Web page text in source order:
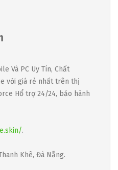
Và PC Uy Tín, Chất
với giá rẻ nhất trên thị
Hổ trợ 24/24, bảo hành
.
Khê, Đà Nẵng.